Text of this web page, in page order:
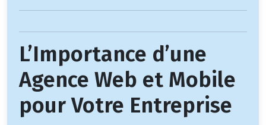
L’Importance d’une
Agence Web et Mobile
pour Votre Entreprise